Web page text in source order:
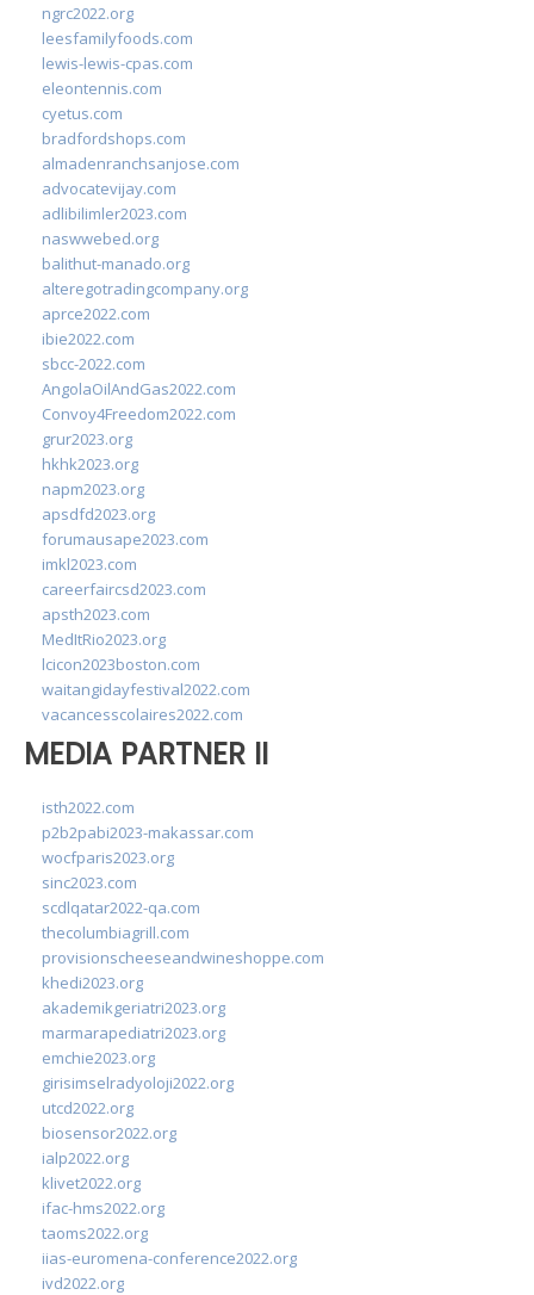
ngrc2022.org
leesfamilyfoods.com
lewis-lewis-cpas.com
eleontennis.com
cyetus.com
bradfordshops.com
almadenranchsanjose.com
advocatevijay.com
adlibilimler2023.com
naswwebed.org
balithut-manado.org
alteregotradingcompany.org
aprce2022.com
ibie2022.com
sbcc-2022.com
AngolaOilAndGas2022.com
Convoy4Freedom2022.com
grur2023.org
hkhk2023.org
napm2023.org
apsdfd2023.org
forumausape2023.com
imkl2023.com
careerfaircsd2023.com
apsth2023.com
MedItRio2023.org
lcicon2023boston.com
waitangidayfestival2022.com
vacancesscolaires2022.com
MEDIA PARTNER II
isth2022.com
p2b2pabi2023-makassar.com
wocfparis2023.org
sinc2023.com
scdlqatar2022-qa.com
thecolumbiagrill.com
provisionscheeseandwineshoppe.com
khedi2023.org
akademikgeriatri2023.org
marmarapediatri2023.org
emchie2023.org
girisimselradyoloji2022.org
utcd2022.org
biosensor2022.org
ialp2022.org
klivet2022.org
ifac-hms2022.org
taoms2022.org
iias-euromena-conference2022.org
ivd2022.org